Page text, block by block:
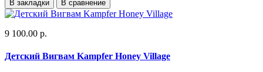
В закладки
В сравнение
9 100.00 р.
Детский Вигвам Kampfer Honey Village